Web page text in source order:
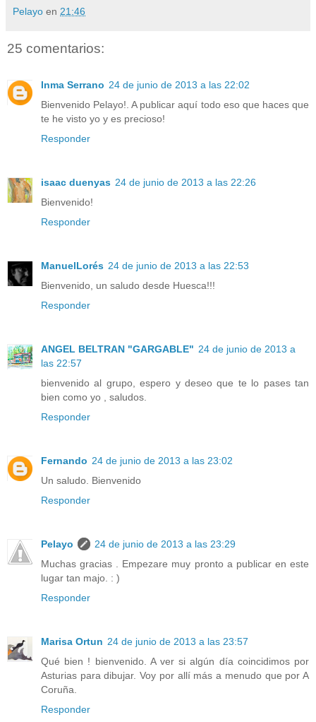
Pelayo en 21:46
25 comentarios:
Inma Serrano 24 de junio de 2013 a las 22:02
Bienvenido Pelayo!. A publicar aquí todo eso que haces que
te he visto yo y es precioso!
Responder
isaac duenyas 24 de junio de 2013 a las 22:26
Bienvenido!
Responder
ManuelLorés 24 de junio de 2013 a las 22:53
Bienvenido, un saludo desde Huesca!!!
Responder
ANGEL BELTRAN "GARGABLE" 24 de junio de 2013 a
las 22:57
bienvenido al grupo, espero y deseo que te lo pases tan
bien como yo , saludos.
Responder
Fernando 24 de junio de 2013 a las 23:02
Un saludo. Bienvenido
Responder
Pelayo
24 de junio de 2013 a las 23:29
Muchas gracias . Empezare muy pronto a publicar en este
lugar tan majo. : )
Responder
Marisa Ortun 24 de junio de 2013 a las 23:57
Qué bien ! bienvenido. A ver si algún día coincidimos por
Asturias para dibujar. Voy por allí más a menudo que por A
Coruña.
Responder